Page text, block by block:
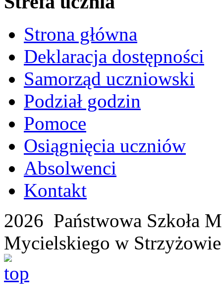
Strona główna
Deklaracja dostępności
Samorząd uczniowski
Podział godzin
Pomoce
Osiągnięcia uczniów
Absolwenci
Kontakt
2026 Państwowa Szkoła
Mycielskiego w Strzyżowie